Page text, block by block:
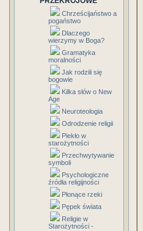
Chrześcijaństwo a
pogaństwo
Dlaczego
wierzymy w Boga?
Gramatyka
moralności
Jak rodzili się
bogowie
Kilka słów o New
Age
Neuroteologia
Odrodzenie religii
Piekło w
starożytności
Przechwytywanie
symboli
Psychologiczne
źródła religijności
Płonące rzeki
Pępek świata
Religie w
Starożytności -